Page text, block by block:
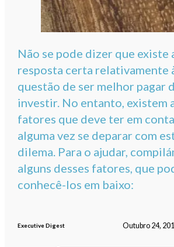
Não se pode dizer que existe
resposta certa relativamente
questão de ser melhor pagar
investir. No entanto, existem
fatores que deve ter em
alguma vez se deparar com
dilema. Para o ajudar,
alguns desses fatores, que
conhecê-los em baixo:
Executive Digest Outubro 24,